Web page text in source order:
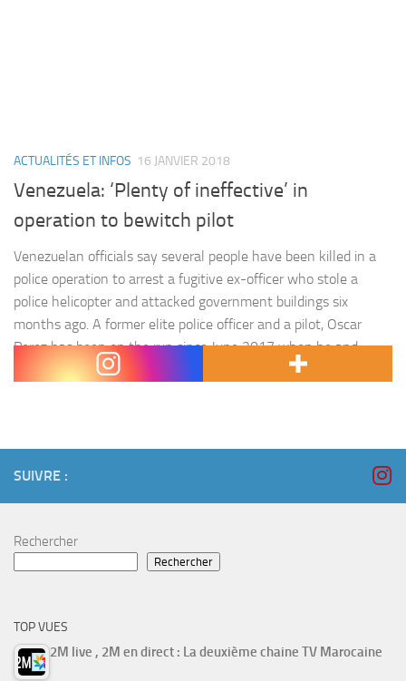
ACTUALITÉS ET INFOS 16 JANVIER 2018
Venezuela: ‘Plenty of ineffective’ in
operation to bewitch pilot
Venezuelan officials say several people have been killed in a
police operation to arrest a fugitive ex-officer who stole a
police helicopter and attacked government buildings six
months ago. A former elite police officer and a pilot, Oscar
Perez has been on the run since June 2017 when he and
several unidentified accomplices used the aircraft…
SUIVRE :
Rechercher
Rechercher
TOP VUES
2M live , 2M en direct : La deuxième chaine TV Marocaine